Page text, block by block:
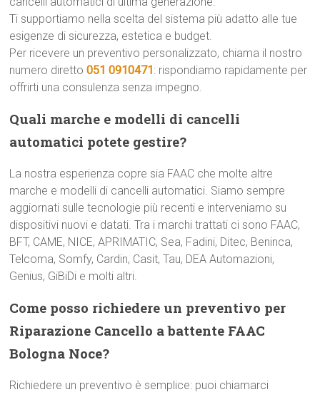
Ti supportiamo nella scelta del sistema più adatto alle tue
esigenze di sicurezza, estetica e budget.
Per ricevere un preventivo personalizzato, chiama il nostro
numero diretto051 0910471: rispondiamo rapidamente per
offrirti una consulenza senza impegno.
Quali marche e modelli di cancelli
automatici potete gestire?
La nostra esperienza copre sia FAAC che molte altre
marche e modelli di cancelli automatici. Siamo sempre
aggiornati sulle tecnologie più recenti e interveniamo su
dispositivi nuovi e datati. Tra i marchi trattati ci sono FAAC,
BFT, CAME, NICE, APRIMATIC, Sea, Fadini, Ditec, Beninca,
Telcoma, Somfy, Cardin, Casit, Tau, DEA Automazioni,
Genius, GiBiDi e molti altri.
Come posso richiedere un preventivo per
Riparazione Cancello a battente FAAC
Bologna Noce?
Richiedere un preventivo è semplice: puoi chiamarci